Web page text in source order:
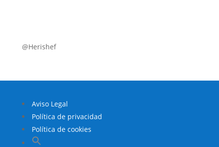
@Herishef
Aviso Legal
Política de privacidad
Política de cookies
Buscar: